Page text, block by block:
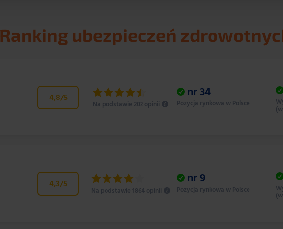
Ranking ubezpieczeń
4,8/5
Na podstawie 202 opinii
nr34
Pozycja rynkowa w Polsce
4,3/5
Na podstawie 1864 opinii
nr9
Pozycja rynkowa w Polsce